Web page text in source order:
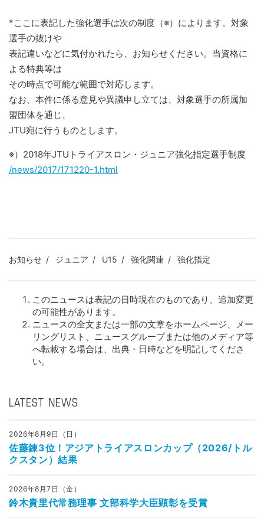
*ここに表記した強化選手は次の制度（※）によります。対象
選手の抜けや
表記違いなどに気付かれたら、お知らせください。当資格に
よる特典等は
その時点で可能な範囲で対応します。
なお、本件に係る意見や異議申し立ては、対象選手の所属加
盟団体を通じ、
JTU宛に行うものとします。
※）2018年JTUトライアスロン・ジュニア強化指定選手制度
/news/2017/171220-1.html
お知らせ ジュニア U15 強化関連 強化指定
このニュースは表記の日時現在のものであり、追加変更
の可能性があります。
ニュースの全文または一部の文章をホームページ、メー
リングリスト、ニュースグループまたは他のメディア等
へ転載する場合は、出典・日時などを明記してくださ
い。
LATEST NEWS
2026年8月9日（日）
佐藤錬3位！アジアトライアスロンカップ（2026/トル
クスタン）結果
2026年8月7日（金）
鈴木貴里代常務理事 文部科学大臣顕彰を受賞